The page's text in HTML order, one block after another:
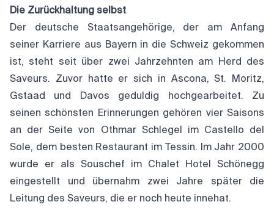
Die Zurückhaltung selbst
Der deutsche Staatsangehörige, der am Anfang
seiner Karriere aus Bayern in die Schweiz gekommen
ist, steht seit über zwei Jahrzehnten am Herd des
Saveurs. Zuvor hatte er sich in Ascona, St. Moritz,
Gstaad und Davos geduldig hochgearbeitet. Zu
seinen schönsten Erinnerungen gehören vier Saisons
an der Seite von Othmar Schlegel im Castello del
Sole, dem besten Restaurant im Tessin. Im Jahr 2000
wurde er als Souschef im Chalet Hotel Schönegg
eingestellt und übernahm zwei Jahre später die
Leitung des Saveurs, die er noch heute innehat.